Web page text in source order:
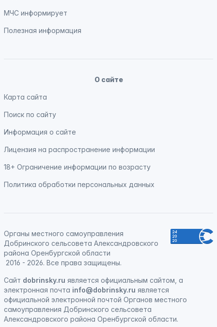
МЧС информирует
Полезная информация
О сайте
Карта сайта
Поиск по сайту
Информация о сайте
Лицензия на распространение информации
18+ Ограничение информации по возрасту
Политика обработки персональных данных
Органы местного самоуправления
Добринского сельсовета Александровского
района Оренбургской области
2016 - 2026. Все права защищены.
Сайт dobrinsky.ru является официальным сайтом, а
электронная почта info@dobrinsky.ru является
официальной электронной почтой Органов местного
самоуправления Добринского сельсовета
Александровского района Оренбургской области.